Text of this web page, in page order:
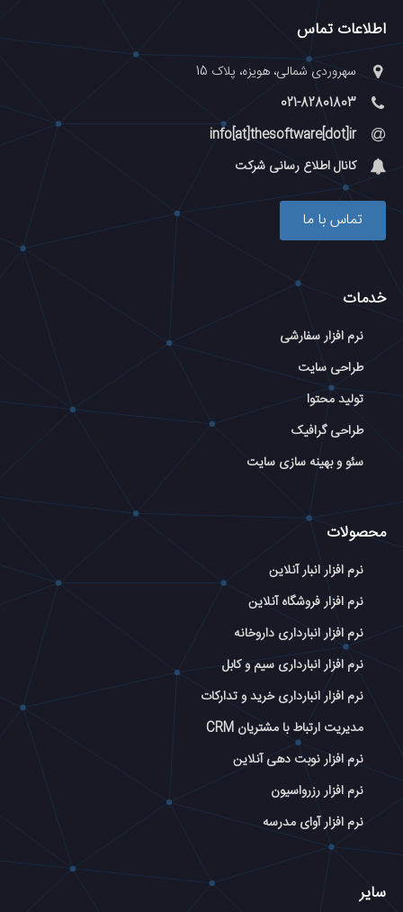
اطلاعات تماس
سهروردی شمالی، هویزه، پلاک 15
021-82801803
info[at]thesoftware[dot]ir
کانال اطلاع رسانی شرکت
تماس با ما
خدمات
نرم افزار سفارشی
طراحی سایت
تولید محتوا
طراحی گرافیک
سئو و بهینه سازی سایت
محصولات
نرم افزار انبار آنلاین
نرم افزار فروشگاه آنلاین
نرم افزار انبارداری داروخانه
نرم افزار انبارداری سیم و کابل
نرم افزار انبارداری خرید و تدارکات
مدیریت ارتباط با مشتریان CRM
نرم افزار نوبت دهی آنلاین
نرم افزار رزرواسیون
نرم افزار آوای مدرسه
سایر